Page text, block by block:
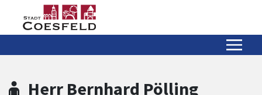
Zum Header
Zum Hauptinhalt
Zum Footer
Zum Hauptinhalt springen
Herr Bernhard Pölling